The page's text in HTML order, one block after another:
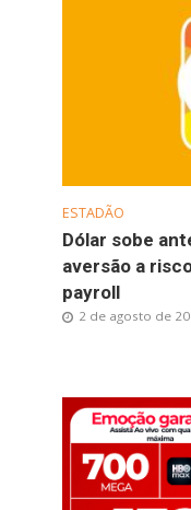
ESTADÃO
Dólar sobe
aversão a
payroll
2 de agosto de